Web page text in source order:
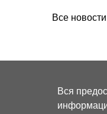
Все новости
Вся